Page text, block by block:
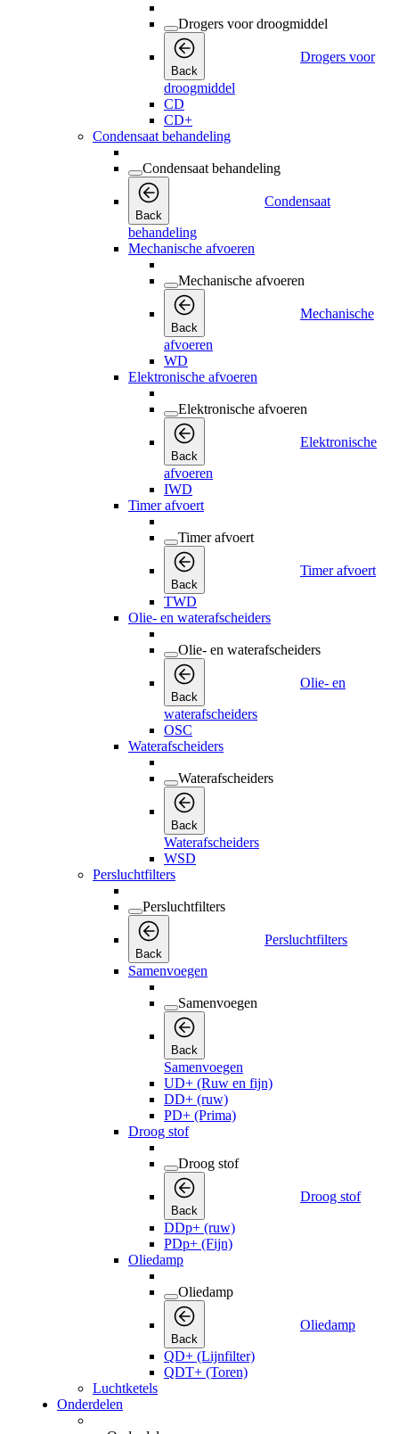
Drogers voor droogmiddel
Back
Drogers voor
droogmiddel
CD
CD+
Condensaat behandeling
Condensaat behandeling
Back
Condensaat
behandeling
Mechanische afvoeren
Mechanische afvoeren
Back
Mechanische
afvoeren
WD
Elektronische afvoeren
Elektronische afvoeren
Back
Elektronische
afvoeren
IWD
Timer afvoert
Timer afvoert
Back
Timer afvoert
TWD
Olie- en waterafscheiders
Olie- en waterafscheiders
Back
Olie- en
waterafscheiders
OSC
Waterafscheiders
Waterafscheiders
Back
Waterafscheiders
WSD
Persluchtfilters
Persluchtfilters
Back
Persluchtfilters
Samenvoegen
Samenvoegen
Back
Samenvoegen
UD+ (Ruw en fijn)
DD+ (ruw)
PD+ (Prima)
Droog stof
Droog stof
Back
Droog stof
DDp+ (ruw)
PDp+ (Fijn)
Oliedamp
Oliedamp
Back
Oliedamp
QD+ (Lijnfilter)
QDT+ (Toren)
Luchtketels
Onderdelen